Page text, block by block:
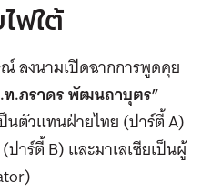
ฟใต้
ลงนามเปิดฉากการพูดคุย
ท.ภราดร พัฒนถาบุตร”
นตัวแทนฝ่ายไทย (ปาร์ตี้ A)
าร์ตี้ B) และมาเลเซียเป็นผู้